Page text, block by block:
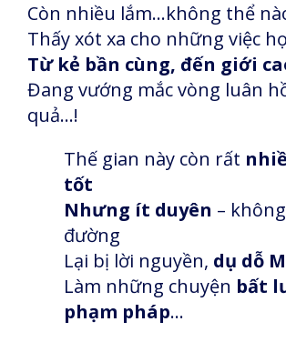
Còn nhiều lắm…không thể
Thấy xót xa cho những việc
Từ kẻ bần cùng, đến giới
Đang vướng mắc vòng luân
quả…!
Thế gian này còn rất
tốt
Nhưng ít duyên –
đường
Lại bị lời nguyền, dụ dỗ
Làm những chuyện bất
phạm pháp…